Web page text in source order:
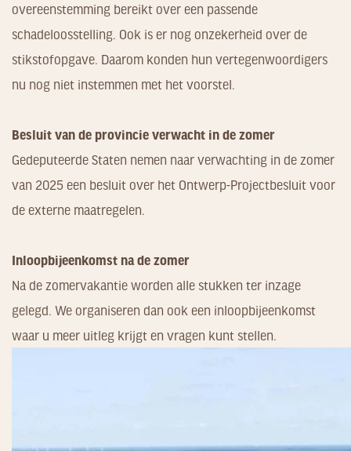
overeenstemming bereikt over een passende
schadeloosstelling. Ook is er nog onzekerheid over de
stikstofopgave. Daarom konden hun vertegenwoordigers
nu nog niet instemmen met het voorstel.
Besluit van de provincie verwacht in de zomer
Gedeputeerde Staten nemen naar verwachting in de zomer
van 2025 een besluit over het Ontwerp-Projectbesluit voor
de externe maatregelen.
Inloopbijeenkomst na de zomer
Na de zomervakantie worden alle stukken ter inzage
gelegd. We organiseren dan ook een inloopbijeenkomst
waar u meer uitleg krijgt en vragen kunt stellen.